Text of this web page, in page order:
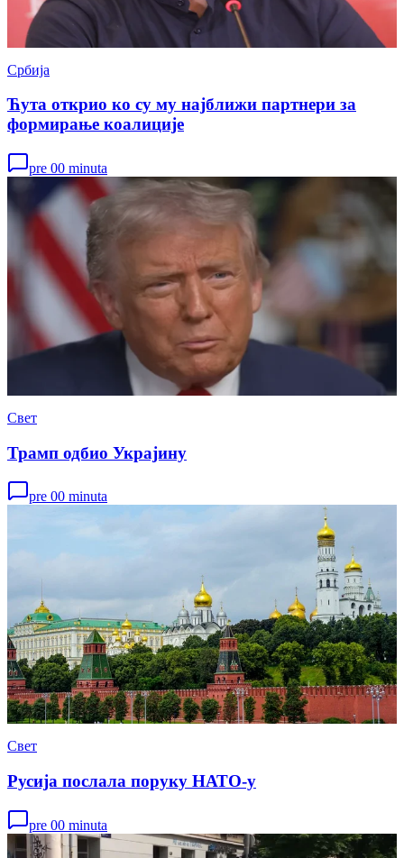
Србија
Ћута открио ко су му најближи партнери за
формирање коалиције
pre 00 minuta
Свет
Трамп одбио Украјину
pre 00 minuta
Свет
Русија послала поруку НАТО-у
pre 00 minuta